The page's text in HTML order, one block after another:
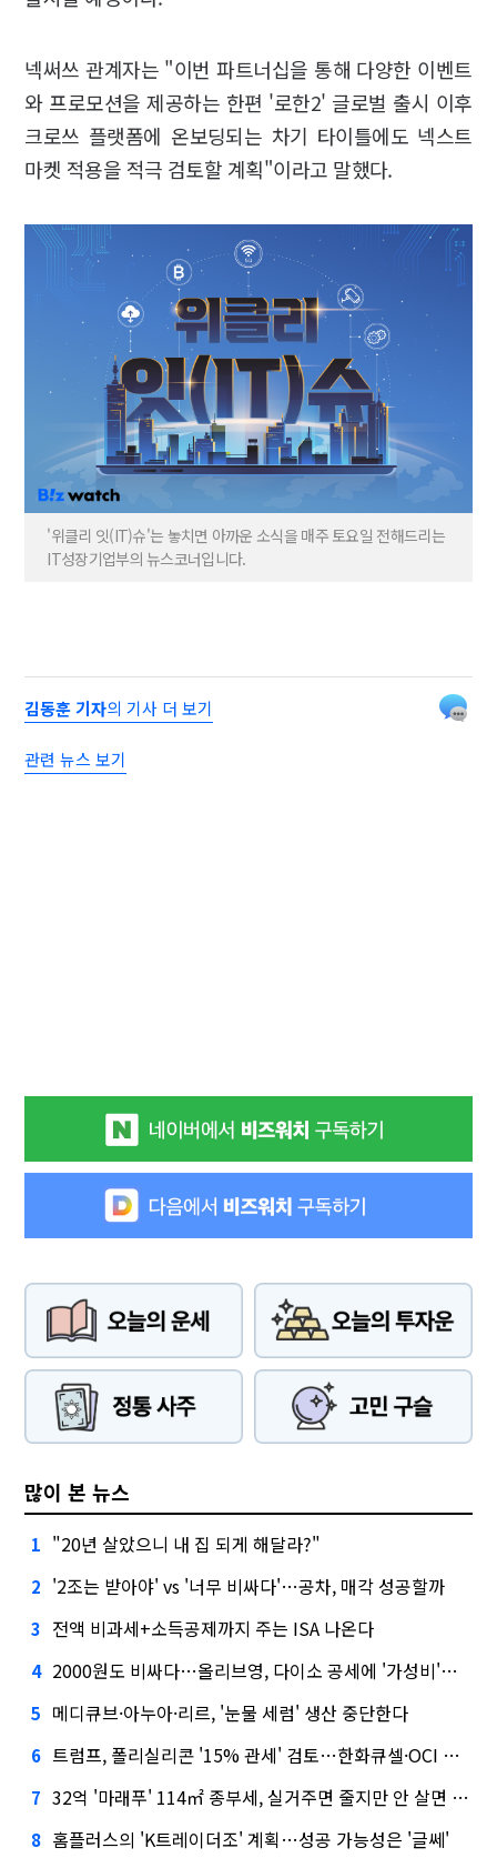
넥써쓰 관계자는 "이번 파트너십을 통해 다양한 이벤트
와 프로모션을 제공하는 한편 '로한2' 글로벌 출시 이후
크로쓰 플랫폼에 온보딩되는 차기 타이틀에도 넥스트
마켓 적용을 적극 검토할 계획"이라고 말했다.
'위클리 잇(IT)슈'는 놓치면 아까운 소식을 매주 토요일 전해드리는
IT성장기업부의 뉴스코너입니다.
김동훈 기자의 기사 더 보기
관련 뉴스 보기
많이 본 뉴스
1 "20년 살았으니 내 집 되게 해달라?"
2 '2조는 받아야' vs '너무 비싸다'…공차, 매각 성공할까
3 전액 비과세+소득공제까지 주는 ISA 나온다
4 2000원도 비싸다…올리브영, 다이소 공세에 '가성비'로 맞불
5 메디큐브·아누아·리르, '눈물 세럼' 생산 중단한다
6 트럼프, 폴리실리콘 '15% 관세' 검토…한화큐셀·OCI 영향은?
7 32억 '마래푸' 114㎡ 종부세, 실거주면 줄지만 안 살면 2.5배
8 홈플러스의 'K트레이더조' 계획…성공 가능성은 '글쎄'